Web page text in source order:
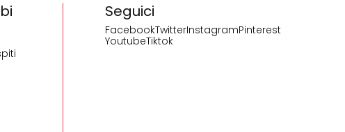
Seguici
FacebookTwitterInstagramPinterest
YoutubeTiktok